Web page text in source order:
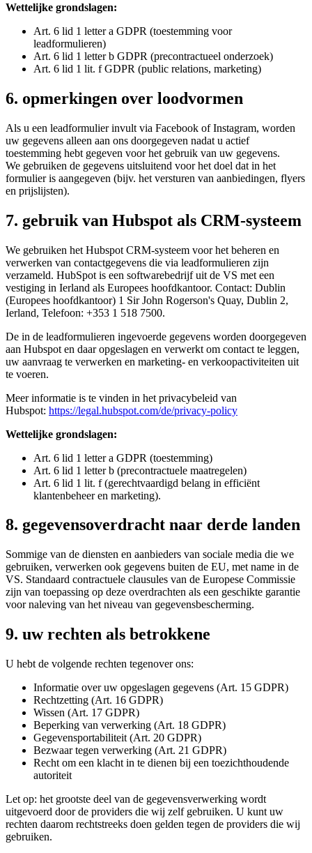
Wettelijke grondslagen:
Art. 6 lid 1 letter a GDPR (toestemming voor
leadformulieren)
Art. 6 lid 1 letter b GDPR (precontractueel onderzoek)
Art. 6 lid 1 lit. f GDPR (public relations, marketing)
6. opmerkingen over loodvormen
Als u een leadformulier invult via Facebook of Instagram, worden
uw gegevens alleen aan ons doorgegeven nadat u actief
toestemming hebt gegeven voor het gebruik van uw gegevens.
We gebruiken de gegevens uitsluitend voor het doel dat in het
formulier is aangegeven (bijv. het versturen van aanbiedingen, flyers
en prijslijsten).
7. gebruik van Hubspot als CRM-systeem
We gebruiken het Hubspot CRM-systeem voor het beheren en
verwerken van contactgegevens die via leadformulieren zijn
verzameld. HubSpot is een softwarebedrijf uit de VS met een
vestiging in Ierland als Europees hoofdkantoor. Contact: Dublin
(Europees hoofdkantoor) 1 Sir John Rogerson's Quay, Dublin 2,
Ierland, Telefoon: +353 1 518 7500.
De in de leadformulieren ingevoerde gegevens worden doorgegeven
aan Hubspot en daar opgeslagen en verwerkt om contact te leggen,
uw aanvraag te verwerken en marketing- en verkoopactiviteiten uit
te voeren.
Meer informatie is te vinden in het privacybeleid van
Hubspot: https://legal.hubspot.com/de/privacy-policy
Wettelijke grondslagen:
Art. 6 lid 1 letter a GDPR (toestemming)
Art. 6 lid 1 letter b (precontractuele maatregelen)
Art. 6 lid 1 lit. f (gerechtvaardigd belang in efficiënt
klantenbeheer en marketing).
8. gegevensoverdracht naar derde landen
Sommige van de diensten en aanbieders van sociale media die we
gebruiken, verwerken ook gegevens buiten de EU, met name in de
VS. Standaard contractuele clausules van de Europese Commissie
zijn van toepassing op deze overdrachten als een geschikte garantie
voor naleving van het niveau van gegevensbescherming.
9. uw rechten als betrokkene
U hebt de volgende rechten tegenover ons:
Informatie over uw opgeslagen gegevens (Art. 15 GDPR)
Rechtzetting (Art. 16 GDPR)
Wissen (Art. 17 GDPR)
Beperking van verwerking (Art. 18 GDPR)
Gegevensportabiliteit (Art. 20 GDPR)
Bezwaar tegen verwerking (Art. 21 GDPR)
Recht om een klacht in te dienen bij een toezichthoudende
autoriteit
Let op: het grootste deel van de gegevensverwerking wordt
uitgevoerd door de providers die wij zelf gebruiken. U kunt uw
rechten daarom rechtstreeks doen gelden tegen de providers die wij
gebruiken.